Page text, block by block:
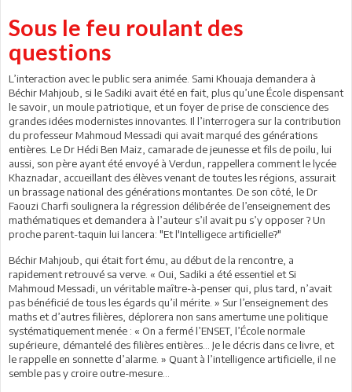
Sous le feu roulant des
questions
L’interaction avec le public sera animée. Sami Khouaja demandera à
Béchir Mahjoub, si le Sadiki avait été en fait, plus qu’une École dispensant
le savoir, un moule patriotique, et un foyer de prise de conscience des
grandes idées modernistes innovantes. Il l’interrogera sur la contribution
du professeur Mahmoud Messadi qui avait marqué des générations
entières. Le Dr Hédi Ben Maiz, camarade de jeunesse et fils de poilu, lui
aussi, son père ayant été envoyé à Verdun, rappellera comment le lycée
Khaznadar, accueillant des élèves venant de toutes les régions, assurait
un brassage national des générations montantes. De son côté, le Dr
Faouzi Charfi soulignera la régression délibérée de l’enseignement des
mathématiques et demandera à l’auteur s’il avait pu s’y opposer ? Un
proche parent-taquin lui lancera: "Et l'Intelligece artificielle?"
Béchir Mahjoub, qui était fort ému, au début de la rencontre, a
rapidement retrouvé sa verve. « Oui, Sadiki a été essentiel et Si
Mahmoud Messadi, un véritable maître-à-penser qui, plus tard, n’avait
pas bénéficié de tous les égards qu’il mérite. » Sur l’enseignement des
maths et d’autres filières, déplorera non sans amertume une politique
systématiquement menée : « On a fermé l’ENSET, l’École normale
supérieure, démantelé des filières entières… Je le décris dans ce livre, et
le rappelle en sonnette d’alarme. » Quant à l’intelligence artificielle, il ne
semble pas y croire outre-mesure…